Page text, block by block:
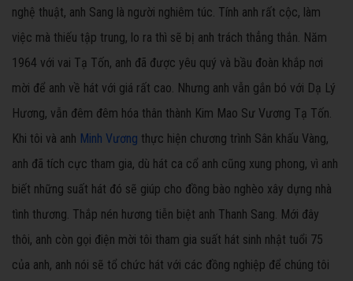
nghệ thuật, anh Sang là người nghiêm túc. Tính anh rất cộc, làm
việc mà thiếu tập trung, lo ra thì sẽ bị anh trách thẳng thắn. Năm
1964 với vai Tạ Tốn, anh đã được yêu quý và bầu đoàn khắp nơi
mời để anh về hát với giá rất cao. Nhưng anh vẫn gắn bó với Dạ Lý
Hương, vẫn đêm đêm hóa thân thành Kim Mao Sư Vương Tạ Tốn.
Khi tôi và anh Minh Vương thực hiện chương trình Sân khấu Vàng,
anh đã tích cực tham gia, dù hát ca cổ anh cũng xung phong, vì anh
biết những suất hát đó sẽ giúp cho đồng bào nghèo xây dựng nhà
tình thương. Thắp nén hương tiễn biệt anh Thanh Sang. Mới đây
thôi, anh còn gọi điện mời tôi tham gia suất hát sinh nhật tuổi 75
của anh, anh nói sẽ tổ chức hát với các đồng nghiệp để chúng tôi